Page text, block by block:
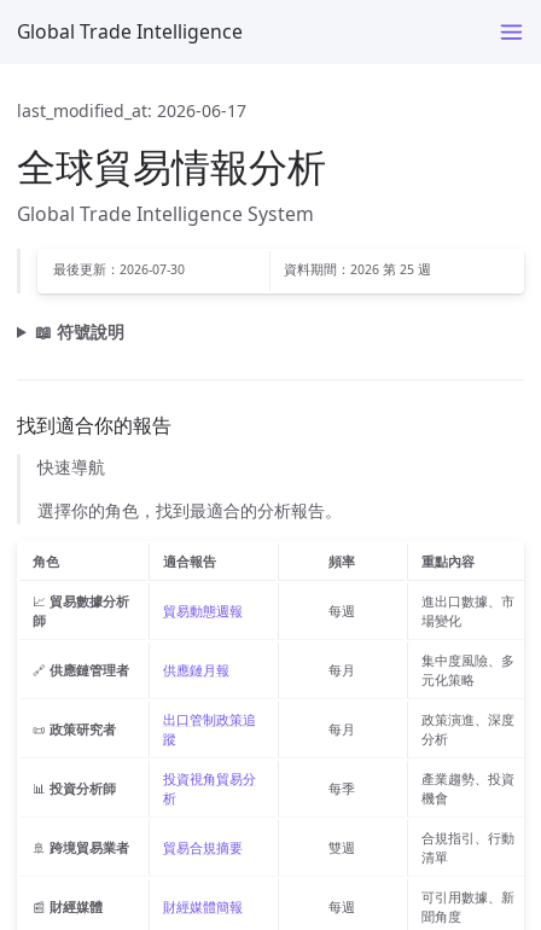
Global Trade Intelligence
last_modified_at: 2026-06-17
全球貿易情報分析
Global Trade Intelligence System
最後更新：2026-07-30 資料期間：2026 第 25 週
📖 符號說明
找到適合你的報告
快速導航
選擇你的角色，找到最適合的分析報告。
角色 適合報告 頻率 重點內容
📈 貿易數據分析
師
貿易動態週報 每週
進出口數據、市
場變化
🔗 供應鏈管理者 供應鏈月報 每月
集中度風險、多
元化策略
📜 政策研究者
出口管制政策追
蹤
每月
政策演進、深度
分析
📊 投資分析師
投資視角貿易分
析
每季
產業趨勢、投資
機會
🚢 跨境貿易業者 貿易合規摘要 雙週
合規指引、行動
清單
📰 財經媒體 財經媒體簡報 每週
可引用數據、新
聞角度